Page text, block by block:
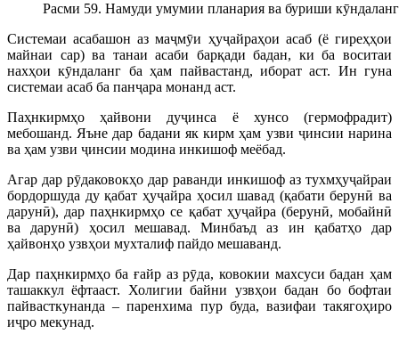
Расми 59. Намуди умумии планария ва буриши
Системаи асабашон аз маҷмӯи ҳуҷайраҳои асаб (ё гиреҳҳои
майнаи сар) ва танаи асаби барқади бадан, ки ба воситаи
нахҳои кӯндаланг ба ҳам пайвастанд, иборат аст. Ин гуна
системаи асаб ба панҷара монанд аст.
Паҳнкирмҳо ҳайвони дуҷинса ё хунсо (гермофрадит)
мебошанд. Яъне дар бадани як кирм ҳам узви ҷинсии нарина
ва ҳам узви ҷинсии модина инкишоф меёбад.
Агар дар рӯдаковокҳо дар раванди инкишоф аз тухмҳуҷайраи
бордоршуда ду қабат ҳуҷайра ҳосил шавад (қабати берунӣ ва
дарунӣ), дар паҳнкирмҳо се қабат ҳуҷайра (берунӣ, мобайнӣ
ва дарунӣ) ҳосил мешавад. Минбаъд аз ин қабатҳо дар
ҳайвонҳо узвҳои мухталиф пайдо мешаванд.
Дар паҳнкирмҳо ба ғайр аз рӯда, ковокии махсуси бадан ҳам
ташаккул ёфтааст. Холигии байни узвҳои бадан бо бофтаи
пайвасткунанда – паренхима пур буда, вазифаи такягоҳиро
иҷро мекунад.